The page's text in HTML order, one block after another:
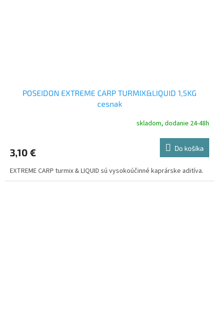
POSEIDON EXTREME CARP TURMIX&LIQUID 1,5KG
cesnak
skladom, dodanie 24-48h
3,10 € Do košíka
EXTREME CARP turmix & LIQUID sú vysokoúčinné kaprárske aditíva.